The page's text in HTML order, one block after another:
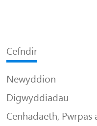
Cefndir
Newyddion
Digwyddiadau
Cenhadaeth,